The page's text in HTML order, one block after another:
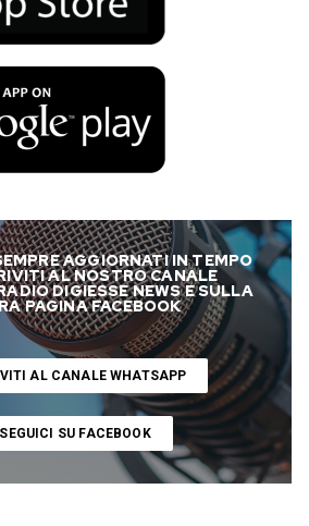
AGGIORNATI IN TEMPO
AL NOSTRO CANALE
DIGIESSE NEWS E SULLA
PAGINA FACEBOOK
AL CANALE WHATSAPP
SEGUICI SU FACEBOOK